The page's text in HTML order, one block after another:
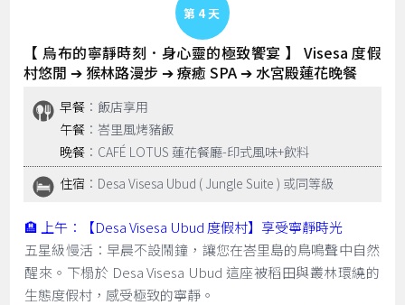
Day 4
【 烏布的寧靜時刻．身心靈的極致饗宴 】 Visesa 度假
村悠閒 ➔ 猴林路漫步 ➔ 療癒 SPA ➔ 水宮殿蓮花晚餐
早餐 ：飯店享用
午餐 ：峇里風烤豬飯
晚餐 ：CAFÉ LOTUS 蓮花餐廳-印式風味+飲料
住宿 ：Desa Visesa Ubud ( Jungle Suite ) 或同等級
🏨 上午：【Desa Visesa Ubud 度假村】享受寧靜時光
五星級慢活：早晨不設鬧鐘，讓您在峇里島的鳥鳴聲中自然
醒來。下榻於 Desa Visesa Ubud 這座被稻田與叢林環繞的
生態度假村，感受極致的寧靜。